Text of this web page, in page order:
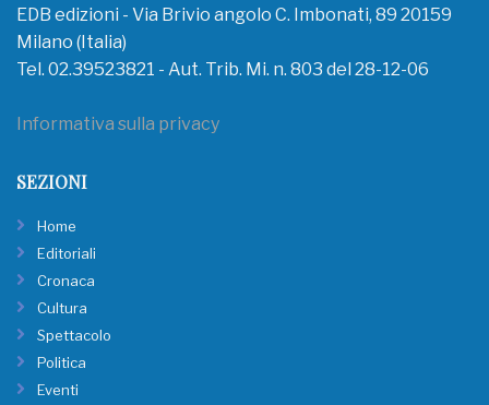
EDB edizioni - Via Brivio angolo C. Imbonati, 89 20159
Milano (Italia)
Tel. 02.39523821 - Aut. Trib. Mi. n. 803 del 28-12-06
Informativa sulla privacy
SEZIONI
Home
Editoriali
Cronaca
Cultura
Spettacolo
Politica
Eventi